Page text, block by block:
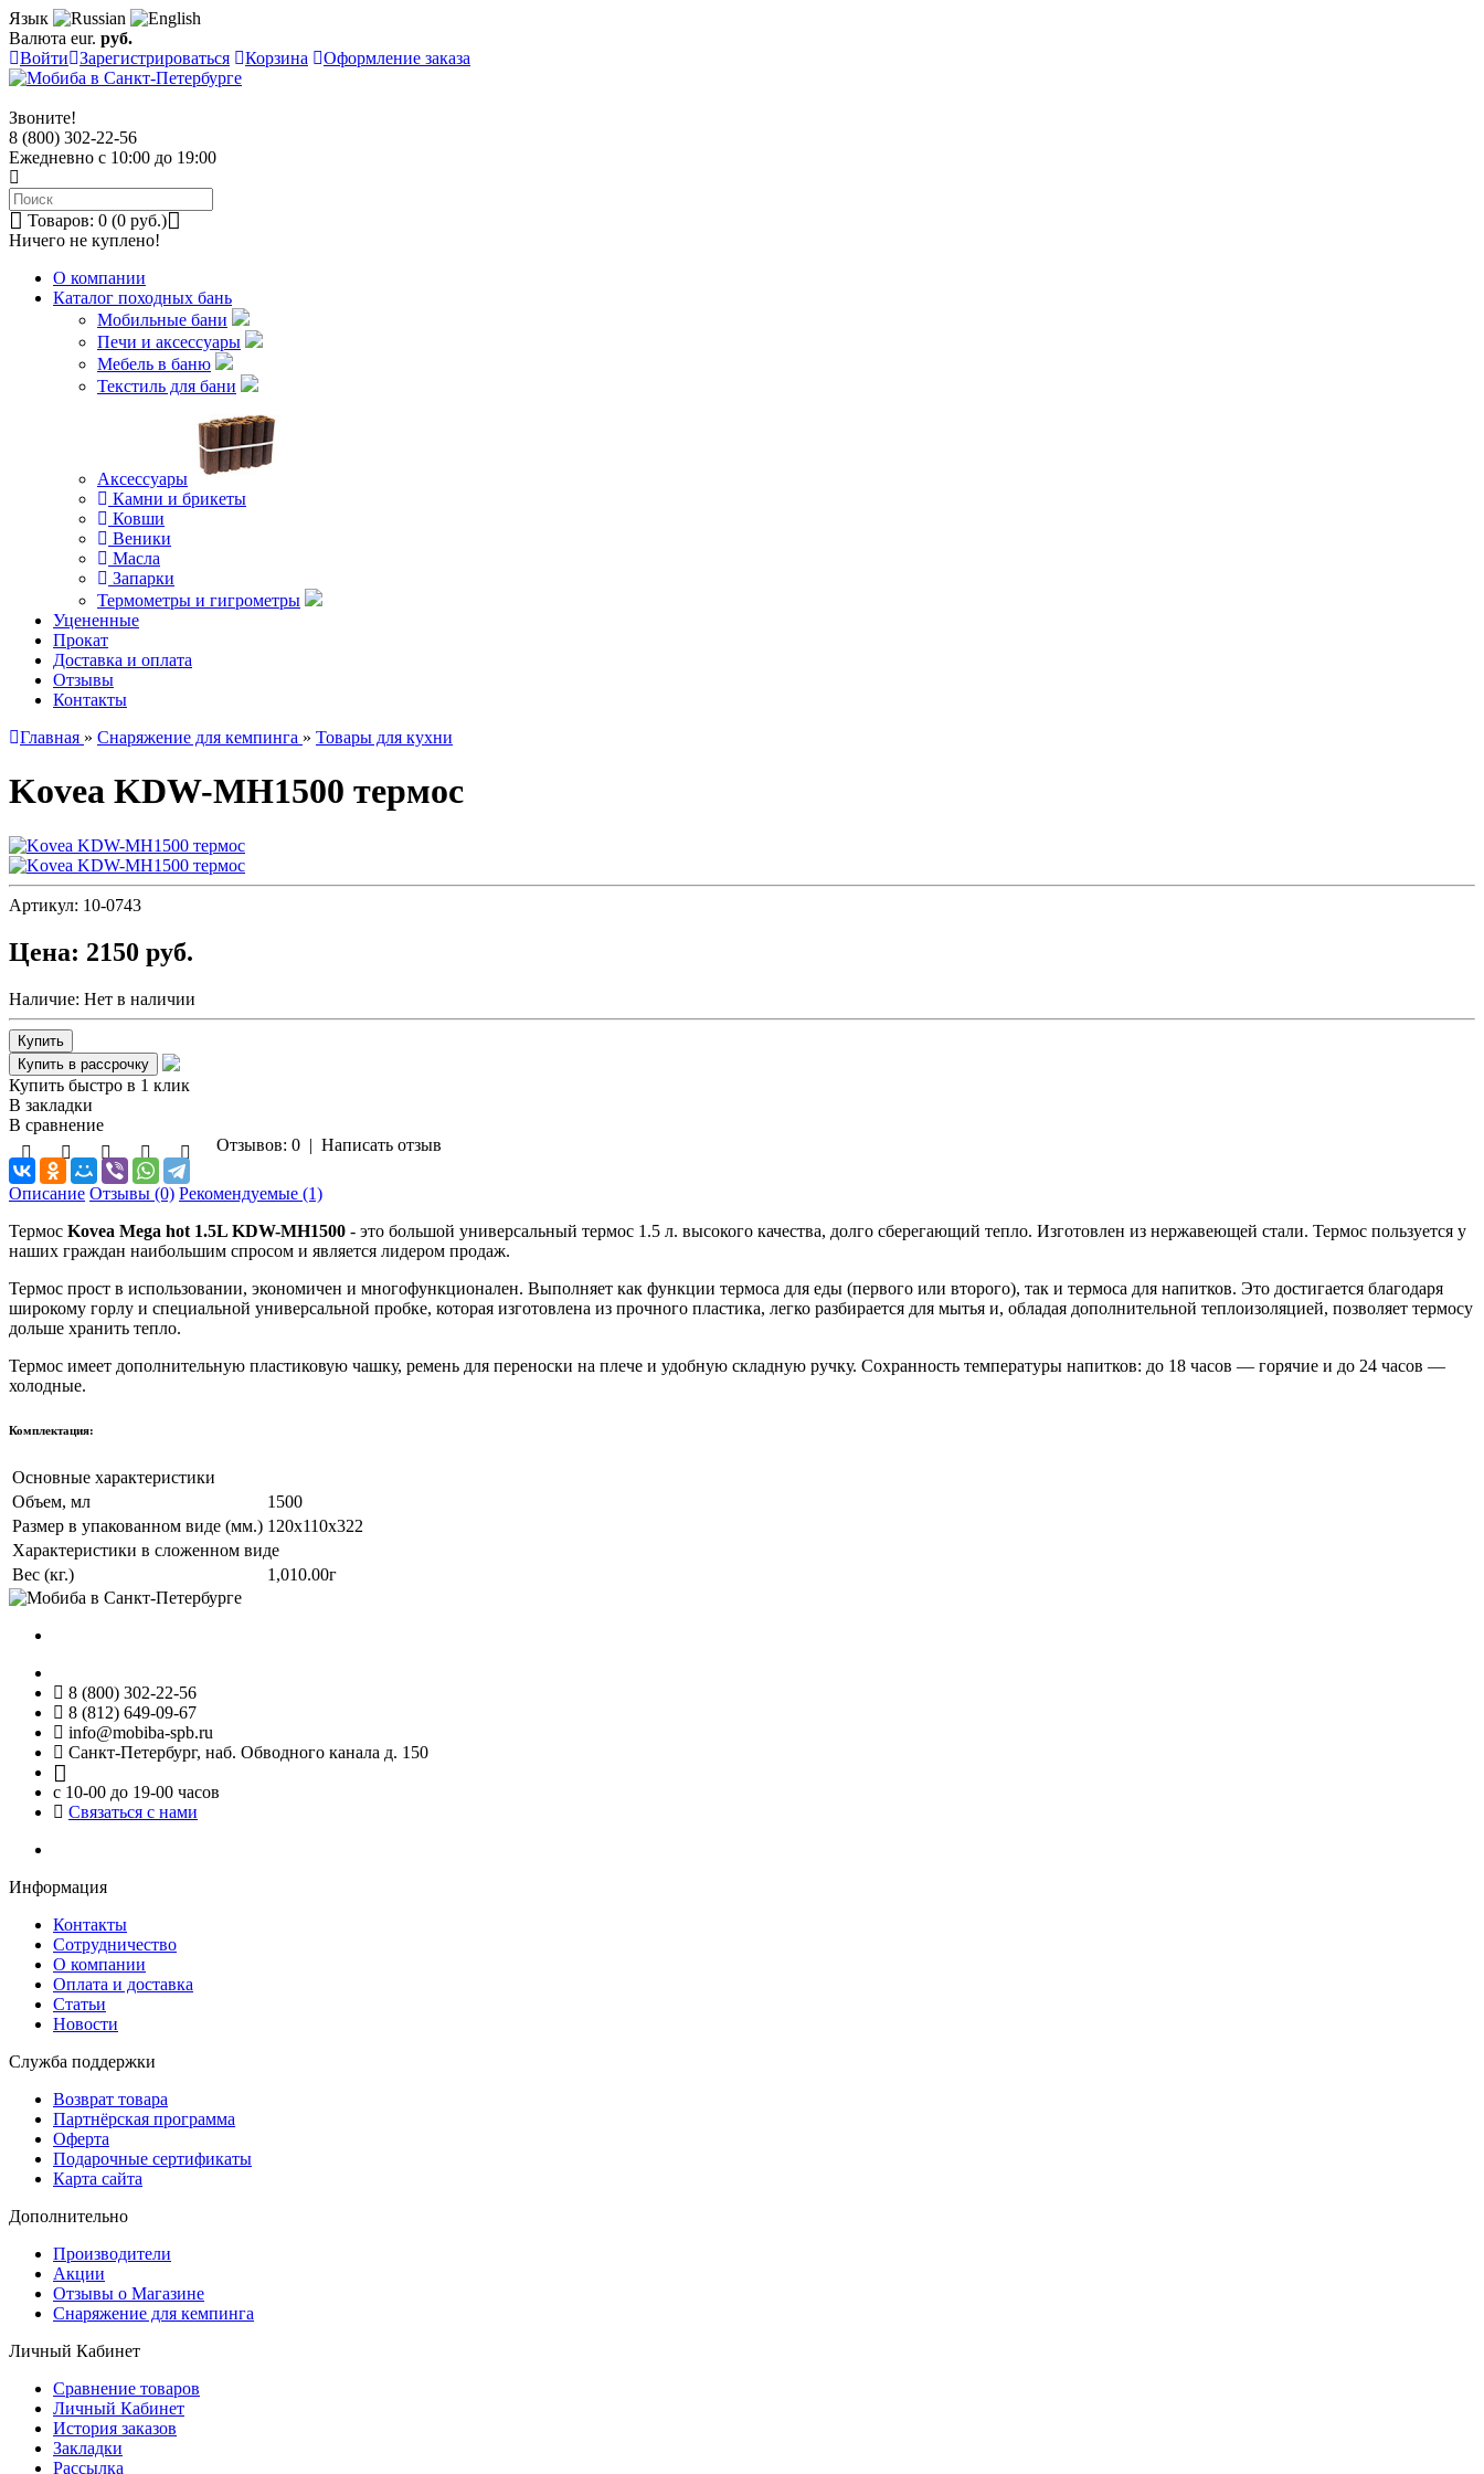
Язык
Валюта eur. руб.
Войти
Зарегистрироваться Корзина Оформление заказа
Звоните!
8 (800) 302-22-56
Ежедневно с 10:00 до 19:00
Товаров: 0 (0 руб.)
Ничего не куплено!
О компании
Каталог походных бань
Мобильные бани
Печи и аксессуары
Мебель в баню
Текстиль для бани
Аксессуары
Камни и брикеты
Ковши
Веники
Масла
Запарки
Термометры и гигрометры
Уцененные
Прокат
Доставка и оплата
Отзывы
Контакты
Главная » Снаряжение для кемпинга » Товары для кухни
Kovea KDW-MH1500 термос
Артикул: 10-0743
Цена: 2150 руб.
Наличие: Нет в наличии
Купить быстро в 1 клик
В закладки
В сравнение
Отзывов: 0 | Написать отзыв
Описание Отзывы (0) Рекомендуемые (1)
Термос Kovea Mega hot 1.5L KDW-MH1500 - это большой универсальный термос 1.5 л. высокого качества, долго сберегающий тепло. Изготовлен из нержавеющей стали. Термос пользуется у
наших граждан наибольшим спросом и является лидером продаж.
Термос прост в использовании, экономичен и многофункционален. Выполняет как функции термоса для еды (первого или второго), так и термоса для напитков. Это достигается благодаря
широкому горлу и специальной универсальной пробке, которая изготовлена из прочного пластика, легко разбирается для мытья и, обладая дополнительной теплоизоляцией, позволяет термосу
дольше хранить тепло.
Термос имеет дополнительную пластиковую чашку, ремень для переноски на плече и удобную складную ручку. Сохранность температуры напитков: до 18 часов — горячие и до 24 часов —
холодные.
Комплектация:
Основные характеристики
Объем, мл
1500
Размер в упакованном виде (мм.) 120x110x322
Характеристики в сложенном виде
Вес (кг.)
1,010.00г
8 (800) 302-22-56
8 (812) 649-09-67
info@mobiba-spb.ru
Санкт-Петербург, наб. Обводного канала д. 150
с 10-00 до 19-00 часов
Связаться с нами
Информация
Контакты
Сотрудничество
О компании
Оплата и доставка
Статьи
Новости
Служба поддержки
Возврат товара
Партнёрская программа
Оферта
Подарочные сертификаты
Карта сайта
Дополнительно
Производители
Акции
Отзывы о Магазине
Снаряжение для кемпинга
Личный Кабинет
Сравнение товаров
Личный Кабинет
История заказов
Закладки
Рассылка